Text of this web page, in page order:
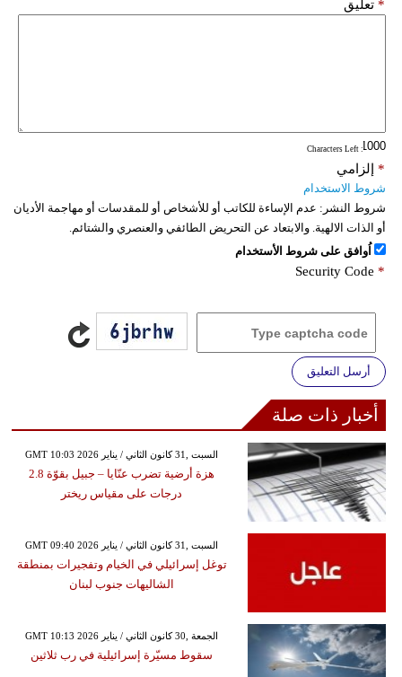
تعليق *
: Characters Left
إلزامي *
شروط الاستخدام
شروط النشر: عدم الإساءة للكاتب أو للأشخاص أو للمقدسات أو مهاجمة الأديان
أو الذات الالهية. والابتعاد عن التحريض الطائفي والعنصري والشتائم.
اُوافق على شروط الأستخدام
Security Code *
أرسل التعليق
أخبار ذات صلة
GMT 10:03 2026 السبت ,31 كانون الثاني / يناير
هزة أرضية تضرب عنّايا – جبيل بقوّة 2.8
درجات على مقياس ريختر
GMT 09:40 2026 السبت ,31 كانون الثاني / يناير
توغل إسرائيلي في الخيام وتفجيرات بمنطقة
الشاليهات جنوب لبنان
GMT 10:13 2026 الجمعة ,30 كانون الثاني / يناير
سقوط مسيّرة إسرائيلية في رب ثلاثين